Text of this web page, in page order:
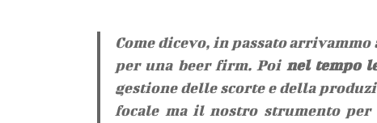
Come dicevo, in passato
per una beer firm. Poi nel tempo
gestione delle scorte e della
focale ma il nostro strumento per